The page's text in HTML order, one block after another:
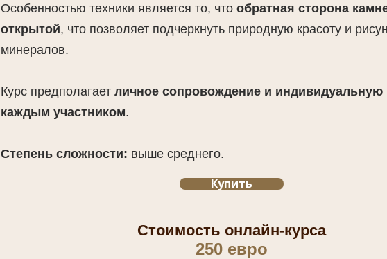
Особенностью техники является то, что обратная сторона
открытой, что позволяет подчеркнуть природную красоту и
минералов.
Курс предполагает личное сопровождение и индивидуальную
каждым участником.
Степень сложности: выше среднего.
Купить
Стоимость онлайн-курса
250 евро